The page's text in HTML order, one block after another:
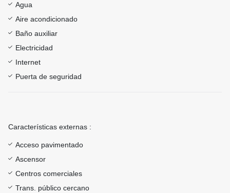
Agua
Aire acondicionado
Baño auxiliar
Electricidad
Internet
Puerta de seguridad
Características externas :
Acceso pavimentado
Ascensor
Centros comerciales
Trans. público cercano